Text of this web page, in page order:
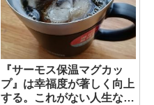
『サーモス保温マグカッ
プ』は幸福度が著しく向上
する。これがない人生なん